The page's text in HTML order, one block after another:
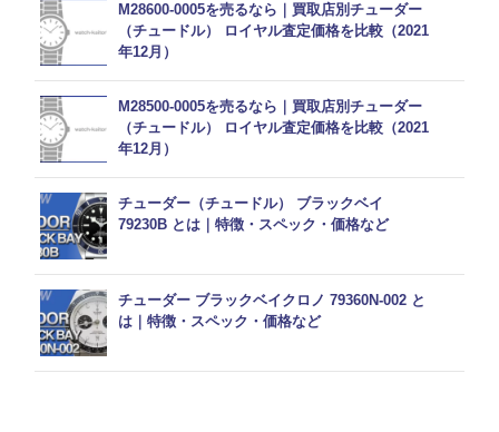
M28600-0005を売るなら｜買取店別チューダー
（チュードル） ロイヤル査定価格を比較（2021
年12月）
M28500-0005を売るなら｜買取店別チューダー
（チュードル） ロイヤル査定価格を比較（2021
年12月）
チューダー（チュードル） ブラックベイ
79230B とは｜特徴・スペック・価格など
チューダー ブラックベイクロノ 79360N-002 と
は｜特徴・スペック・価格など